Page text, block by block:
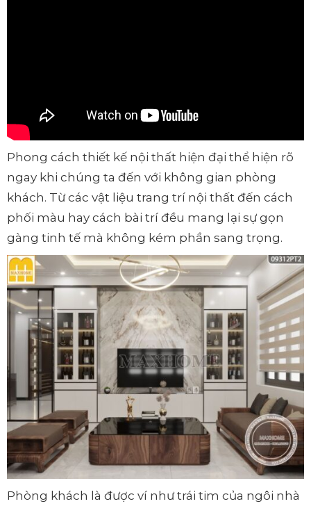
Phong cách thiết kế nội thất hiện đại thể hiện rõ
ngay khi chúng ta đến với không gian phòng
khách. Từ các vật liệu trang trí nội thất đến cách
phối màu hay cách bài trí đều mang lại sự gọn
gàng tinh tế mà không kém phần sang trọng.
Phòng khách là được ví như trái tim của ngôi nhà